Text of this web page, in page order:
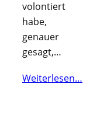
volontiert
habe,
genauer
gesagt,…
Weiterlesen…